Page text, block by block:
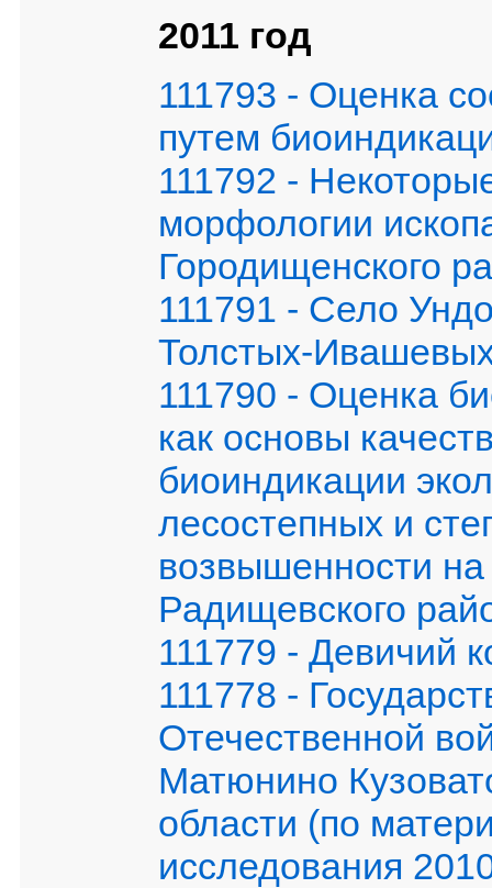
2011 год
111793 - Оценка
путем
111792 -
морфологии
Городищенского
111791 - Село
Толстых-
111790 - Оценка
как основы
биоиндикации
лесостепных и
возвышенности
Радищевского
111779 - Девичий
111778 -
Отечественной
Матюнино
области (по
исследования